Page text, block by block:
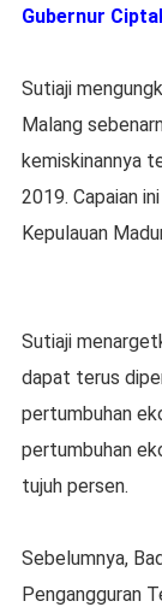
Gubernur
Sutiaji
Malang
kemiskinannya
2019. Capaian
Kepulauan
Sutiaji
dapat terus
pertumbuhan
pertumbuhan
tujuh persen.
Sebelumnya,
Pengangguran